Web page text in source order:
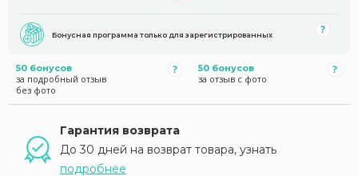
Бонусная программа только для зарегистрированных
50 бонусов
за подробный отзыв
без фото
50 бонусов
за отзыв с фото
Гарантия возврата
До 30 дней на возврат товара, узнать
подробнее